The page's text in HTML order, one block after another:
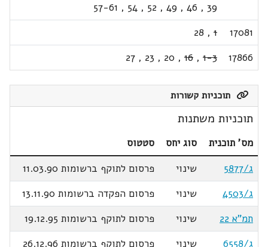
39
,
46
,
49
,
52
,
54
,
57-61
17081
1
,
28
17866
1-3
,
16
,
20
,
23
,
27
תוכניות קשורות
תוכניות משתנות
מס' תוכנית סוג יחס
סטטוס
ג/5877
שינוי
פרסום לתוקף ברשומות 11.03.90
ג/4503
שינוי
פרסום הפקדה ברשומות 13.11.90
תמ"א 22
שינוי
פרסום לתוקף ברשומות 19.12.95
ג/6558
שינוי
פרסום לתוקף ברשומות 26.12.96